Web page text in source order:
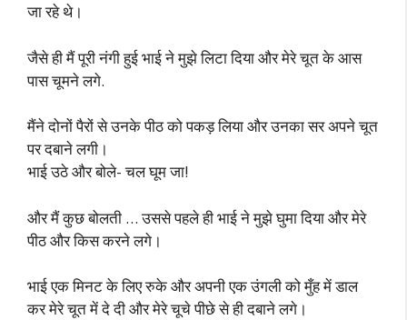
जा रहे थे।
जैसे ही मैं पूरी नंगी हुई भाई ने मुझे लिटा दिया और मेरे चूत के आस
पास चूमने लगे.
मैंने दोनों पैरों से उनके पीठ को पकड़ लिया और उनका सर अपने चूत
पर दबाने लगी।
भाई उठे और बोले- चल घूम जा!
और मैं कुछ बोलती … उससे पहले ही भाई ने मुझे घुमा दिया और मेरे
पीठ और किस करने लगे।
भाई एक मिनट के लिए रुके और अपनी एक उंगली को मुँह में डाल
कर मेरे चूत में दे दी और मेरे चूचे पीछे से ही दबाने लगे।